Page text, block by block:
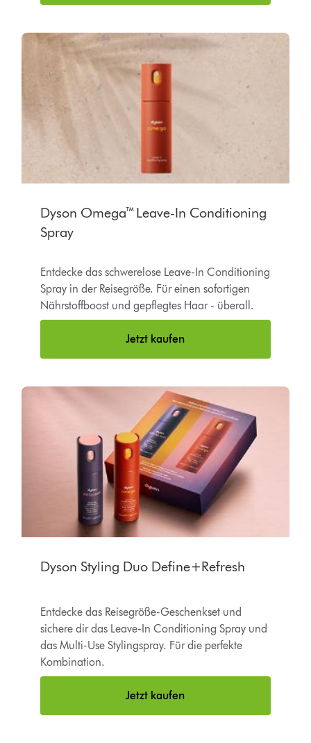
Dyson Omega™ Leave-In Conditioning
Spray
Entdecke das schwerelose Leave-In Conditioning
Spray in der Reisegröße. Für einen sofortigen
Nährstoffboost und gepflegtes Haar - überall.
Jetzt kaufen
Dyson Styling Duo Define+Refresh
Entdecke das Reisegröße-Geschenkset und
sichere dir das Leave-In Conditioning Spray und
das Multi-Use Stylingspray. Für die perfekte
Kombination.
Jetzt kaufen